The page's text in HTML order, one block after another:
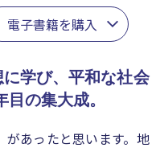
電子書籍を購入
学び、平和な社会
の集大成。
があったと思います。地